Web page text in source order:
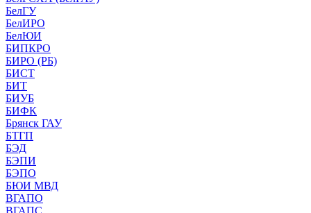
БелГУ
БелИРО
БелЮИ
БИПКРО
БИРО (РБ)
БИСТ
БИТ
БИУБ
БИФК
Брянск ГАУ
БТГП
БЭД
БЭПИ
БЭПО
БЮИ МВД
ВГАПО
ВГАПС